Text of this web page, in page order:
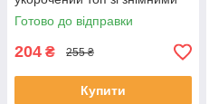
чашками, літній трикотажний
топ S
Готово до відправки
204 ₴ 255 ₴
Купити